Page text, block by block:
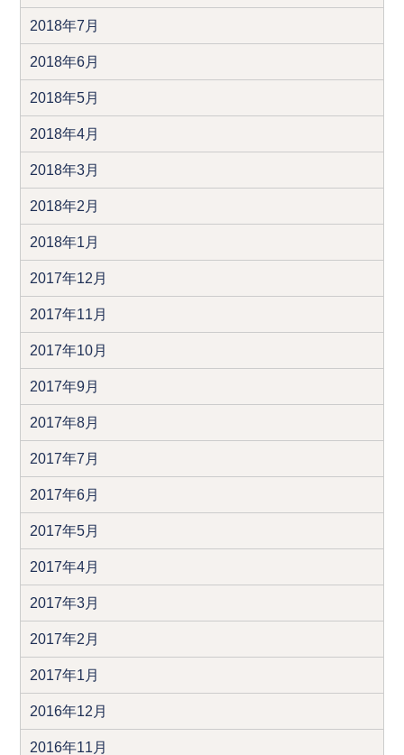
2018年7月
2018年6月
2018年5月
2018年4月
2018年3月
2018年2月
2018年1月
2017年12月
2017年11月
2017年10月
2017年9月
2017年8月
2017年7月
2017年6月
2017年5月
2017年4月
2017年3月
2017年2月
2017年1月
2016年12月
2016年11月